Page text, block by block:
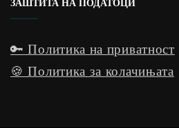
ЗАШТИТА НА ПОДАТОЦИ
🔑 Политика на приватност
🍪 Политика за колачињата